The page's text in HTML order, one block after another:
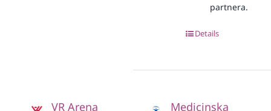
partnera.
Details
VR Arena
Medicinska